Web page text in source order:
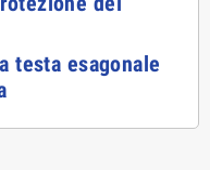
testa esagonale